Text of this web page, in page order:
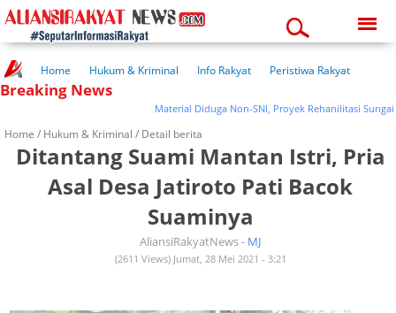
12:32:03 pm
Home Hukum & Kriminal Info Rakyat
Peristiwa Rakyat
Kuliner Rakyat
Wisata Rakyat
Breaking News
Material Diduga Non-SNI, Proyek Rehanilitasi Sungai di
Home / Hukum & Kriminal / Detail berita
Ditantang Suami Mantan Istri, Pria
Asal Desa Jatiroto Pati Bacok
Suaminya
AliansiRakyatNews - MJ
(2611 Views) Jumat, 28 Mei 2021 - 3:21